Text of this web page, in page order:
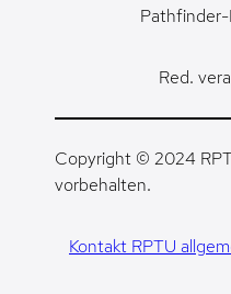
Red.
Copyright © 2024
vorbehalten.
Kontakt RPTU